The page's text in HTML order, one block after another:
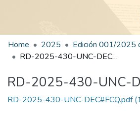
Home 2025
RD-2025-430-UNC-DEC#FCQ
RD-2025-430-UNC-
RD-2025-430-UNC-DEC#FCQ.pdf